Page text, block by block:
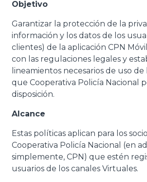
Objetivo
Garantizar la protección de la
información y los datos de los
clientes) de la aplicación CPN
con las regulaciones legales y
lineamientos necesarios de uso de
que Cooperativa Policía Nacional
disposición.
Alcance
Estas políticas aplican para los
Cooperativa Policía Nacional (en
simplemente, CPN) que estén
usuarios de los canales Virtuales.